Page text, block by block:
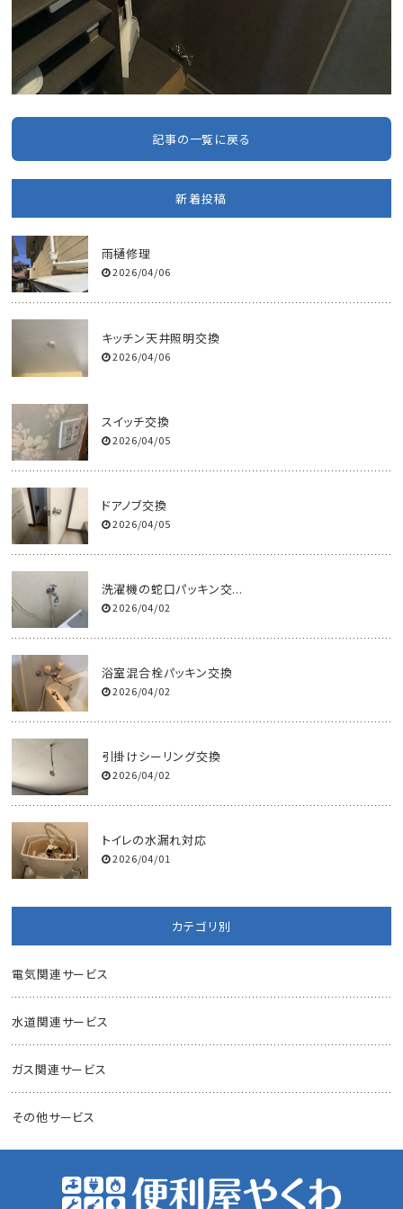
記事の一覧に戻る
新着投稿
雨樋修理
2026/04/06
キッチン天井照明交換
2026/04/06
スイッチ交換
2026/04/05
ドアノブ交換
2026/04/05
洗濯機の蛇口パッキン交...
2026/04/02
浴室混合栓パッキン交換
2026/04/02
引掛けシーリング交換
2026/04/02
トイレの水漏れ対応
2026/04/01
カテゴリ別
電気関連サービス
水道関連サービス
ガス関連サービス
その他サービス